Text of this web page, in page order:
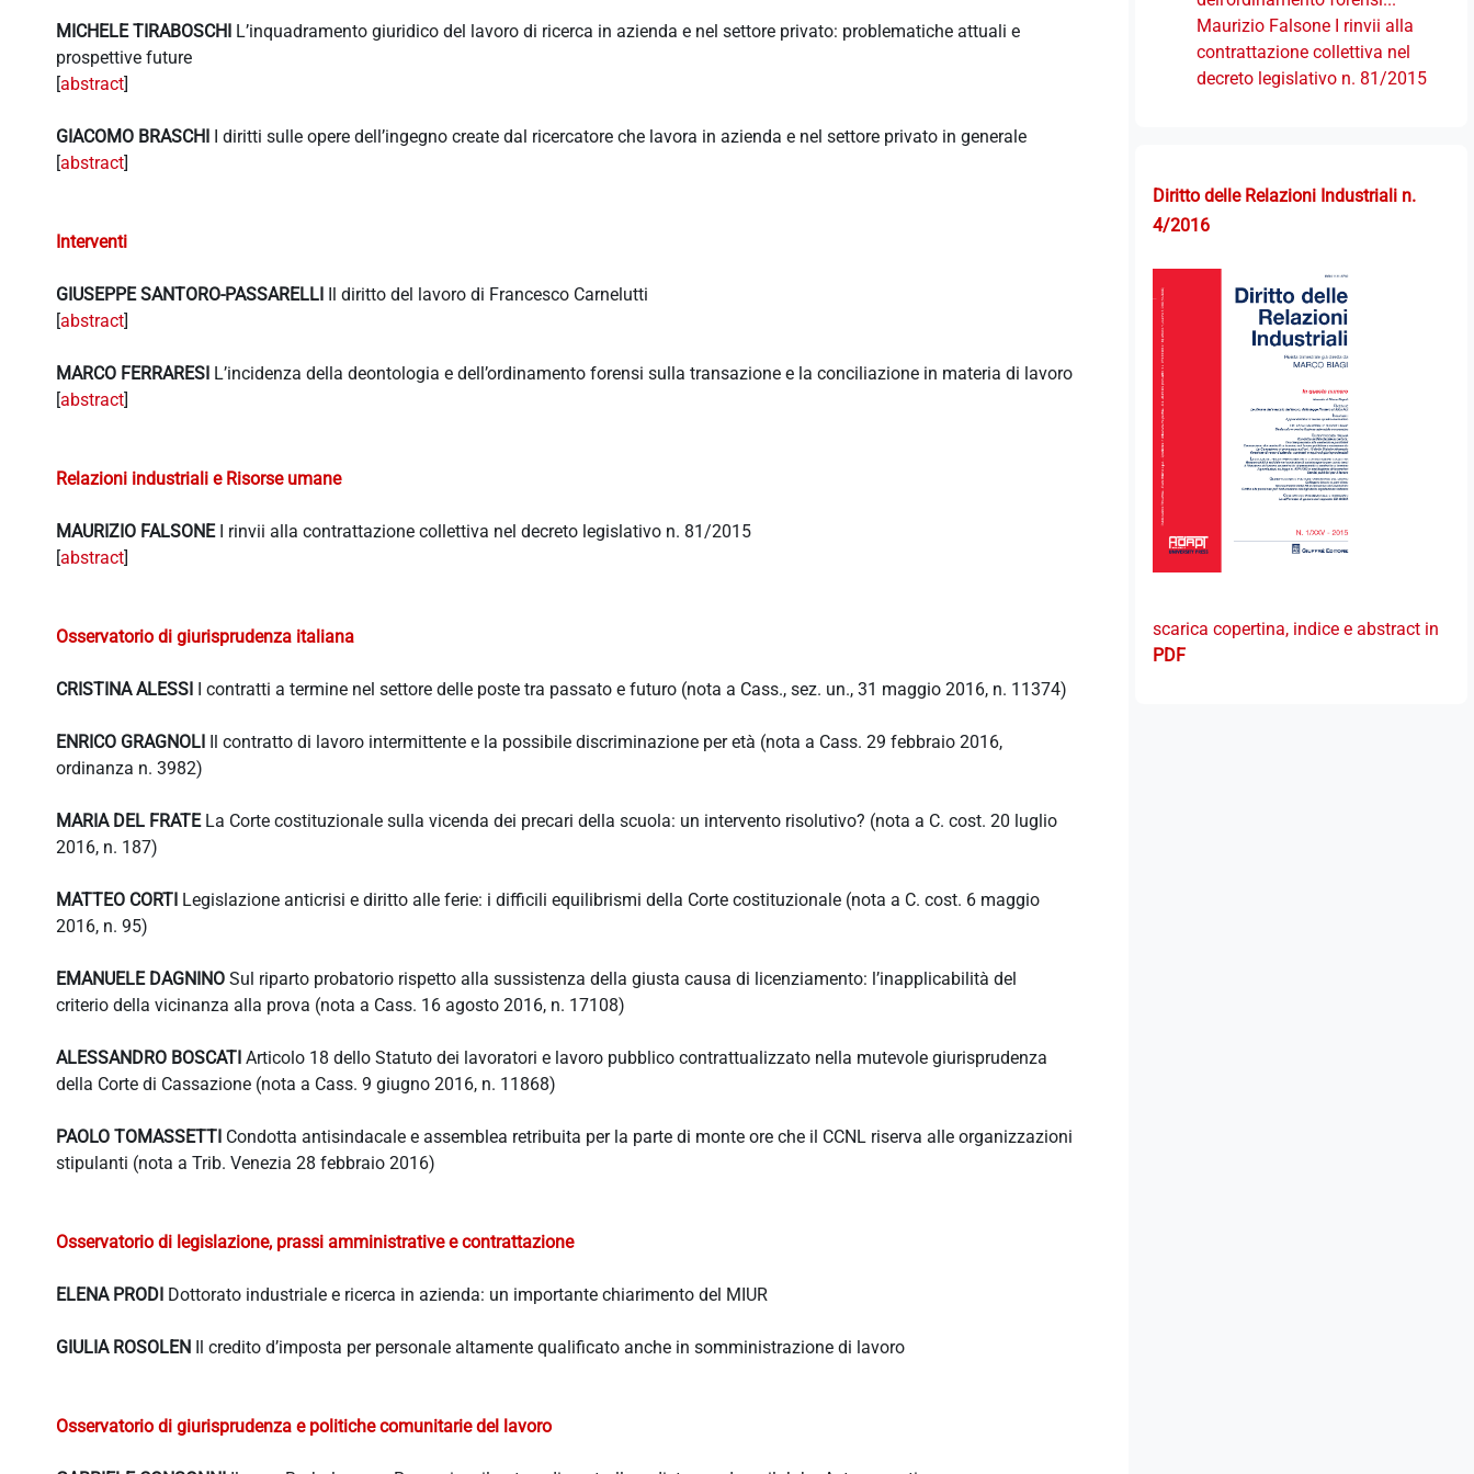
Maurizio Falsone I rinvii alla
contrattazione collettiva nel
decreto legislativo n. 81/2015
Diritto delle Relazioni Industriali n.
4/2016
scarica copertina, indice e abstract in
PDF
MICHELE TIRABOSCHI L’inquadramento giuridico del lavoro di ricerca in azienda e nel settore privato: problematiche attuali e
prospettive future
[abstract]
GIACOMO BRASCHI I diritti sulle opere dell’ingegno create dal ricercatore che lavora in azienda e nel settore privato in generale
[abstract]
Interventi
GIUSEPPE SANTORO-PASSARELLI Il diritto del lavoro di Francesco Carnelutti
[abstract]
MARCO FERRARESI L’incidenza della deontologia e dell’ordinamento forensi sulla transazione e la conciliazione in materia di lavoro
[abstract]
Relazioni industriali e Risorse umane
MAURIZIO FALSONEI rinvii alla contrattazione collettiva nel decreto legislativo n. 81/2015
[abstract]
Osservatorio di giurisprudenza italiana
CRISTINA ALESSI I contratti a termine nel settore delle poste tra passato e futuro (nota a Cass., sez. un., 31 maggio 2016, n. 11374)
ENRICO GRAGNOLI Il contratto di lavoro intermittente e la possibile discriminazione per età (nota a Cass. 29 febbraio 2016,
ordinanza n. 3982)
MARIA DEL FRATELa Corte costituzionale sulla vicenda dei precari della scuola: un intervento risolutivo? (nota a C. cost. 20 luglio
2016, n. 187)
MATTEO CORTI Legislazione anticrisi e diritto alle ferie: i difficili equilibrismi della Corte costituzionale (nota a C. cost. 6 maggio
2016, n. 95)
EMANUELE DAGNINO Sul riparto probatorio rispetto alla sussistenza della giusta causa di licenziamento: l’inapplicabilità del
criterio della vicinanza alla prova (nota a Cass. 16 agosto 2016, n. 17108)
ALESSANDRO BOSCATI Articolo 18 dello Statuto dei lavoratori e lavoro pubblico contrattualizzato nella mutevole giurisprudenza
della Corte di Cassazione (nota a Cass. 9 giugno 2016, n. 11868)
PAOLO TOMASSETTI Condotta antisindacale e assemblea retribuita per la parte di monte ore che il CCNL riserva alle organizzazioni
stipulanti (nota a Trib. Venezia 28 febbraio 2016)
Osservatorio di legislazione, prassi amministrative e contrattazione
ELENA PRODI Dottorato industriale e ricerca in azienda: un importante chiarimento del MIUR
GIULIA ROSOLEN Il credito d’imposta per personale altamente qualificato anche in somministrazione di lavoro
Osservatorio di giurisprudenza e politiche comunitarie del lavoro